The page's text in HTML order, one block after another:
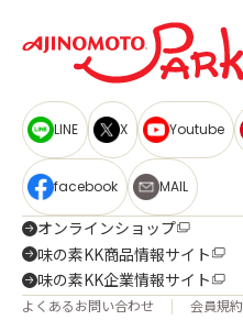
LINE X Youtube
facebook MAIL
オンラインショップ
味の素KK商品情報サイト
味の素KK企業情報サイト
よくあるお問い合わせ
会員規約